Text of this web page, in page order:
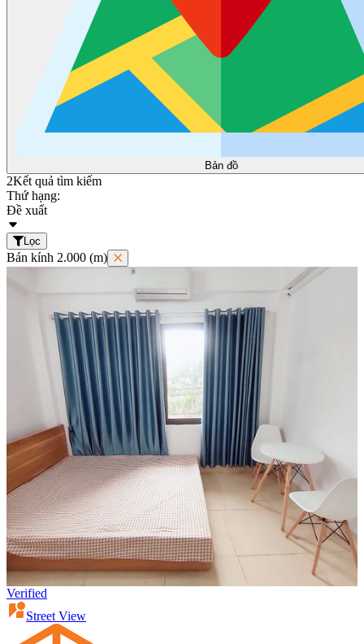
Bản đồ
2Kết quả tìm kiếm
Thứ hạng:
Đề xuất
Lọc
Bán kính 2.000 (m)
Verified
Street View